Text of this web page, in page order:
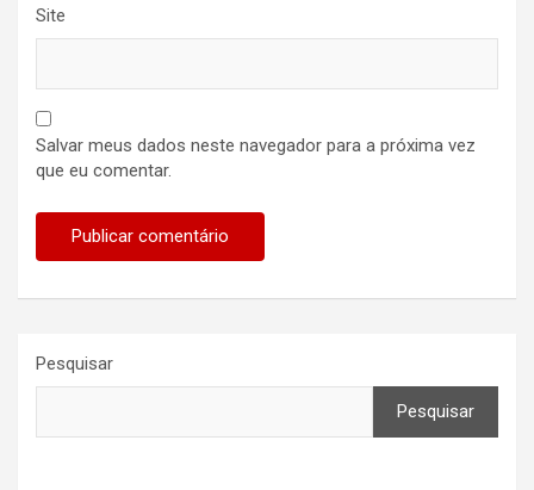
Site
Salvar meus dados neste navegador para a próxima vez
que eu comentar.
Pesquisar
Pesquisar